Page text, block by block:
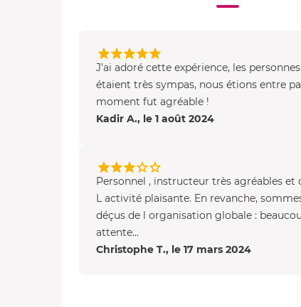
J’ai adoré cette expérience, les
étaient très sympas, nous étions entre
moment fut agréable !
Kadir A., le 1 août 2024
Personnel , instructeur très agréables et
L activité plaisante. En revanche,
déçus de l organisation globale :
attente...
Christophe T., le 17 mars 2024